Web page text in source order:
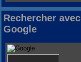
Rechercher avec
Google